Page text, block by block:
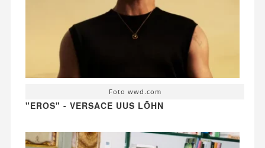
Foto wwd.com
"EROS" - VERSACE UUS LÕHN